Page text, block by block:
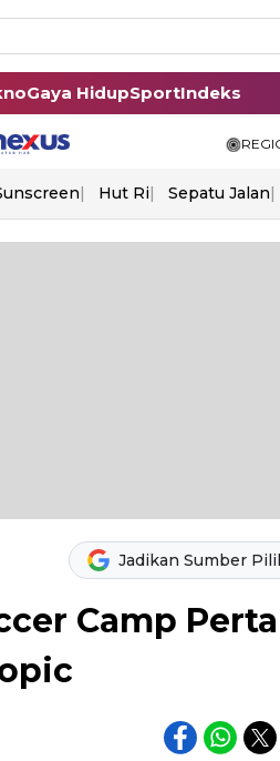
Gaya HidupSportIndeks
Hut Ri Sepatu Jalan
Jadikan Sumber
Camp